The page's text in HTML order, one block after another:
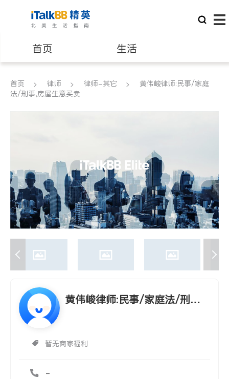
首页 生活
医生 律师
建筑装修
首页 律师 律师-其它
黄伟峻律师:民事/家庭
法/刑事,房屋生意买卖
黄伟峻律师:民事/家庭法/刑事,
暂无商家福利
-